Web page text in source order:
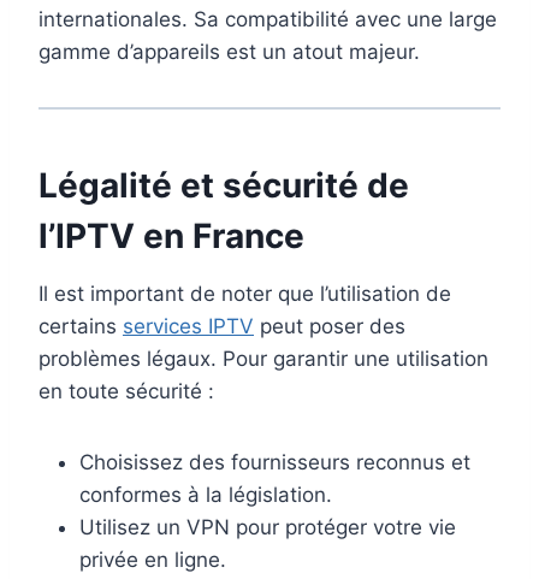
internationales. Sa compatibilité avec une large
gamme d’appareils est un atout majeur.
Légalité et sécurité de
l’IPTV en France
Il est important de noter que l’utilisation de
certains services IPTV peut poser des
problèmes légaux. Pour garantir une utilisation
en toute sécurité :
Choisissez des fournisseurs reconnus et
conformes à la législation.
Utilisez un VPN pour protéger votre vie
privée en ligne.